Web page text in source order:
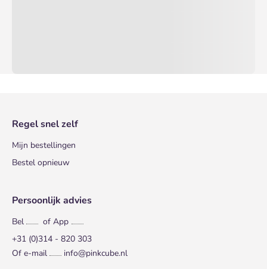
Regel snel zelf
Mijn bestellingen
Bestel opnieuw
Persoonlijk advies
Bel
of App
+31 (0)314 - 820 303
Of e-mail
info@pinkcube.nl